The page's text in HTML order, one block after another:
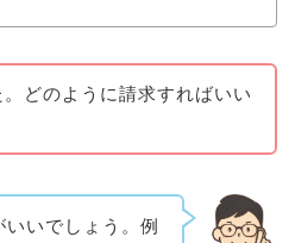
どのように請求すればいい
いでしょう。例